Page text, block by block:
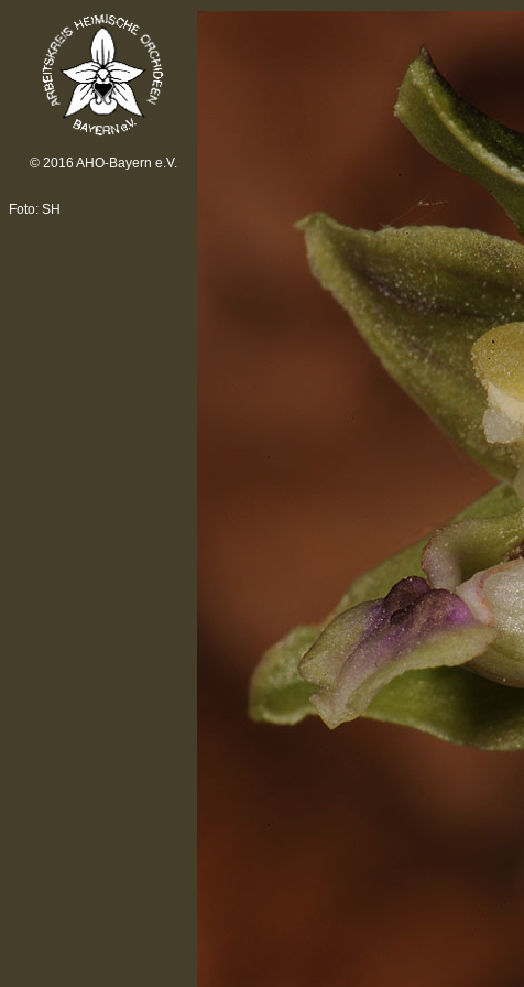
© 2016 AHO-Bayern e.V.
Foto: SH